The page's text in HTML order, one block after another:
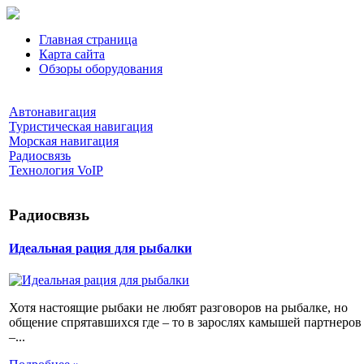
Главная страница
Карта сайта
Обзоры оборудования
Автонавигация
Туристическая навигация
Морская навигация
Радиосвязь
Технология VoIP
Радиосвязь
Идеальная рация для рыбалки
Хотя настоящие рыбаки не любят разговоров на рыбалке, но
общение спрятавшихся где – то в зарослях камышей партнеров
–...